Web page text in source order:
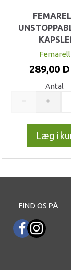
289,00
Antal
Læg i
FIND OS PÅ